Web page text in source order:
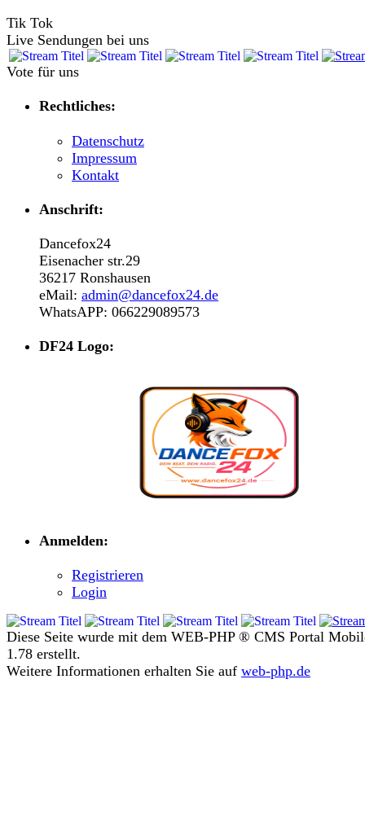
Tik Tok
Live Sendungen bei uns
Vote für uns
Rechtliches:
Datenschutz
Impressum
Kontakt
Anschrift:
Dancefox24
Eisenacher str.29
36217 Ronshausen
eMail: admin@dancefox24.de
WhatsAPP: 066229089573
DF24 Logo:
Anmelden:
Registrieren
Login
Diese Seite wurde mit dem WEB-PHP ® CMS Portal
1.78 erstellt.
Weitere Informationen erhalten Sie auf web-php.de